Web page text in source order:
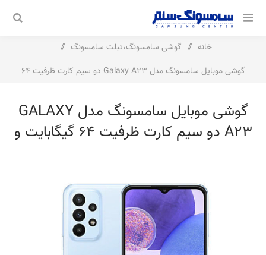
خانه / گوشی سامسونگ،تبلت سامسونگ
/
گوشی موبایل سامسونگ مدل Galaxy A23 دو سیم کارت ظرفیت 64
گوشی موبایل سامسونگ مدل GALAXY
A23 دو سیم کارت ظرفیت 64 گیگابایت و